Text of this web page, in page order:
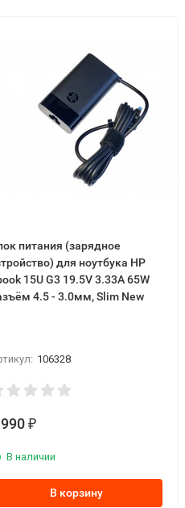
питaния (зарядное
для ноутбука НР
15U G3 19.5V 3.33А 65W
4.5 - 3.0мм, Ѕlіm New
106328
₽
В наличии
В корзину